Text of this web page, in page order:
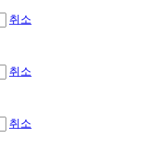
취소
취소
취소